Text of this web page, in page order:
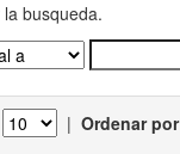
busqueda.
| Ordenar por